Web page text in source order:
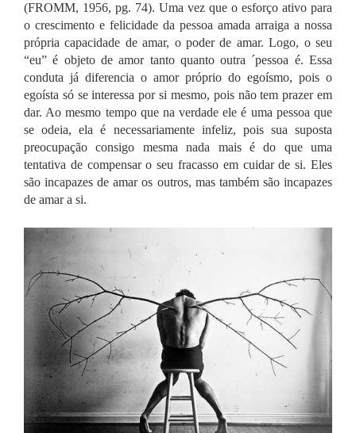
(FROMM, 1956, pg. 74). Uma vez que o esforço ativo para
o crescimento e felicidade da pessoa amada arraiga a nossa
própria capacidade de amar, o poder de amar. Logo, o seu
“eu” é objeto de amor tanto quanto outra ´pessoa é. Essa
conduta já diferencia o amor próprio do egoísmo, pois o
egoísta só se interessa por si mesmo, pois não tem prazer em
dar. Ao mesmo tempo que na verdade ele é uma pessoa que
se odeia, ela é necessariamente infeliz, pois sua suposta
preocupação consigo mesma nada mais é do que uma
tentativa de compensar o seu fracasso em cuidar de si. Eles
são incapazes de amar os outros, mas também são incapazes
de amar a si.